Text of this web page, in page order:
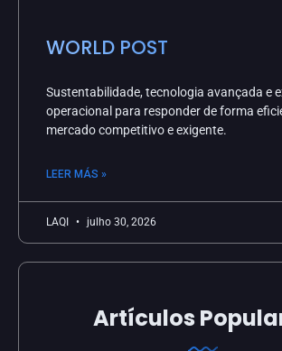
WORLD POST
Sustentabilidade, tecnologia avançada e
operacional para responder de forma
mercado competitivo e exigente.
LEER MÁS »
LAQI julho 30, 2026
Artículos